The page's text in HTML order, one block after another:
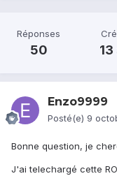
Réponses
50 13
Enzo9999
Posté(e) 9
Bonne question, je
J'ai telechargé cette